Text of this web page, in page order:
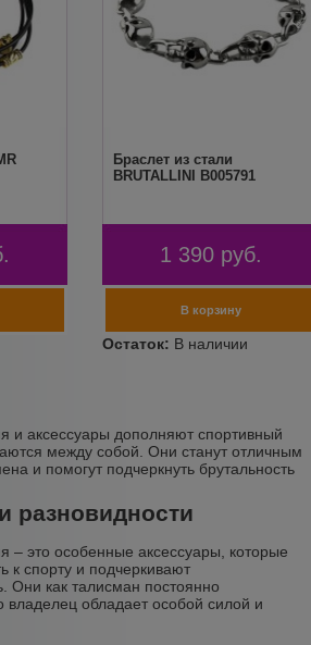
Браслет из стали
BRUTALLINI B005791
1 390 руб.
и аксессуары дополняют спортивный
между собой. Они станут отличным
и помогут подчеркнуть брутальность
разновидности
– это особенные аксессуары, которые
к спорту и подчеркивают
Они как талисман постоянно
обладает особой силой и